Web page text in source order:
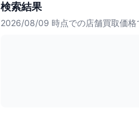
検索結果
2026/08/09 時点での店舗買取価格